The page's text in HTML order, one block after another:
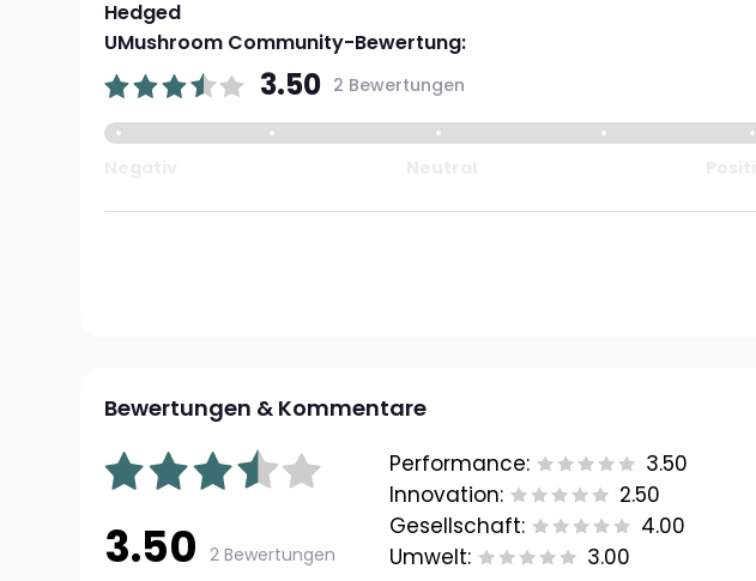
Hedged
UMushroom Community-Bewertung:
3.50 2 Bewertungen
Bewertungen & Kommentare
3.50 2 Bewertungen
Performance:
3.50
Innovation:
2.50
Gesellschaft:
4.00
Umwelt:
3.00